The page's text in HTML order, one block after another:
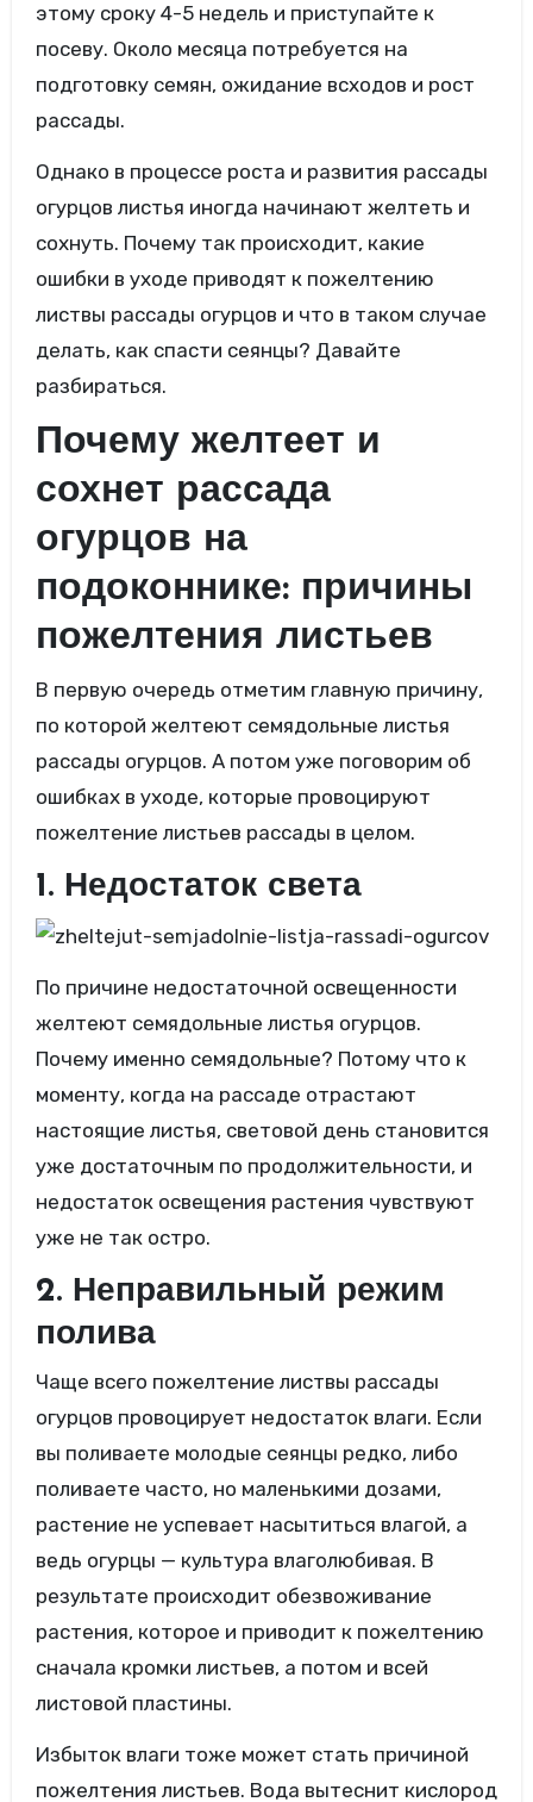
этому сроку 4-5 недель и приступайте к
посеву. Около месяца потребуется на
подготовку семян, ожидание всходов и рост
рассады.
Однако в процессе роста и развития рассады
огурцов листья иногда начинают желтеть и
сохнуть. Почему так происходит, какие
ошибки в уходе приводят к пожелтению
листвы рассады огурцов и что в таком случае
делать, как спасти сеянцы? Давайте
разбираться.
Почему желтеет и
сохнет рассада
огурцов на
подоконнике: причины
пожелтения листьев
В первую очередь отметим главную причину,
по которой желтеют семядольные листья
рассады огурцов. А потом уже поговорим об
ошибках в уходе, которые провоцируют
пожелтение листьев рассады в целом.
1. Недостаток света
По причине недостаточной освещенности
желтеют семядольные листья огурцов.
Почему именно семядольные? Потому что к
моменту, когда на рассаде отрастают
настоящие листья, световой день становится
уже достаточным по продолжительности, и
недостаток освещения растения чувствуют
уже не так остро.
2. Неправильный режим
полива
Чаще всего пожелтение листвы рассады
огурцов провоцирует недостаток влаги. Если
вы поливаете молодые сеянцы редко, либо
поливаете часто, но маленькими дозами,
растение не успевает насытиться влагой, а
ведь огурцы — культура влаголюбивая. В
результате происходит обезвоживание
растения, которое и приводит к пожелтению
сначала кромки листьев, а потом и всей
листовой пластины.
Избыток влаги тоже может стать причиной
пожелтения листьев. Вода вытеснит кислород